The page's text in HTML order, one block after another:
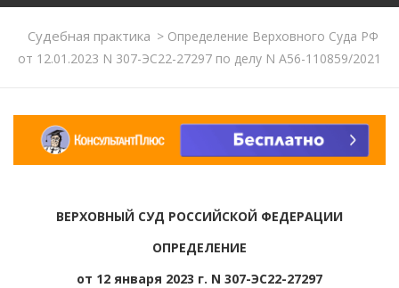
Судебная практика >Определение Верховного Суда РФ
от 12.01.2023 N 307-ЭС22-27297 по делу N А56-110859/2021
ВЕРХОВНЫЙ СУД РОССИЙСКОЙ ФЕДЕРАЦИИ
ОПРЕДЕЛЕНИЕ
от 12 января 2023 г. N 307-ЭС22-27297